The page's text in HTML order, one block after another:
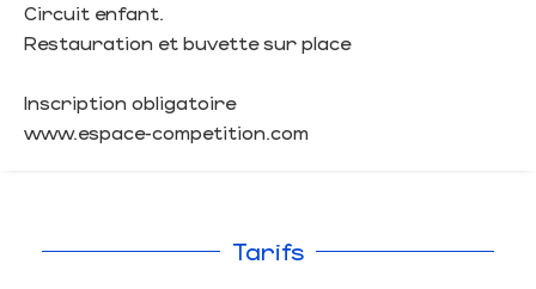
Circuit enfant.
Restauration et buvette sur place
Inscription obligatoire
www.espace-competition.com
Tarifs